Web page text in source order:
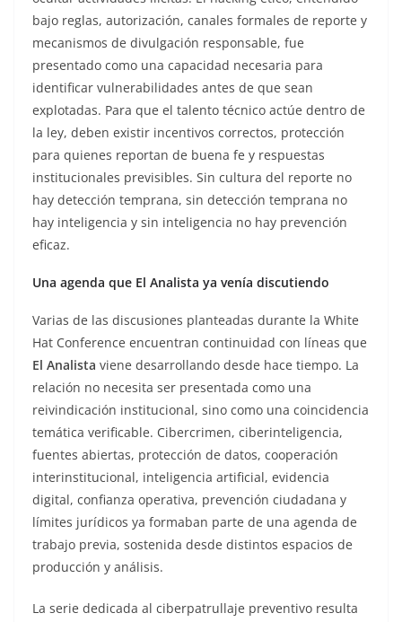
bajo reglas, autorización, canales formales de reporte y
mecanismos de divulgación responsable, fue
presentado como una capacidad necesaria para
identificar vulnerabilidades antes de que sean
explotadas. Para que el talento técnico actúe dentro de
la ley, deben existir incentivos correctos, protección
para quienes reportan de buena fe y respuestas
institucionales previsibles. Sin cultura del reporte no
hay detección temprana, sin detección temprana no
hay inteligencia y sin inteligencia no hay prevención
eficaz.
Una agenda que El Analista ya venía discutiendo
Varias de las discusiones planteadas durante la White
Hat Conference encuentran continuidad con líneas que
El Analista viene desarrollando desde hace tiempo. La
relación no necesita ser presentada como una
reivindicación institucional, sino como una coincidencia
temática verificable. Cibercrimen, ciberinteligencia,
fuentes abiertas, protección de datos, cooperación
interinstitucional, inteligencia artificial, evidencia
digital, confianza operativa, prevención ciudadana y
límites jurídicos ya formaban parte de una agenda de
trabajo previa, sostenida desde distintos espacios de
producción y análisis.
La serie dedicada al ciberpatrullaje preventivo resulta